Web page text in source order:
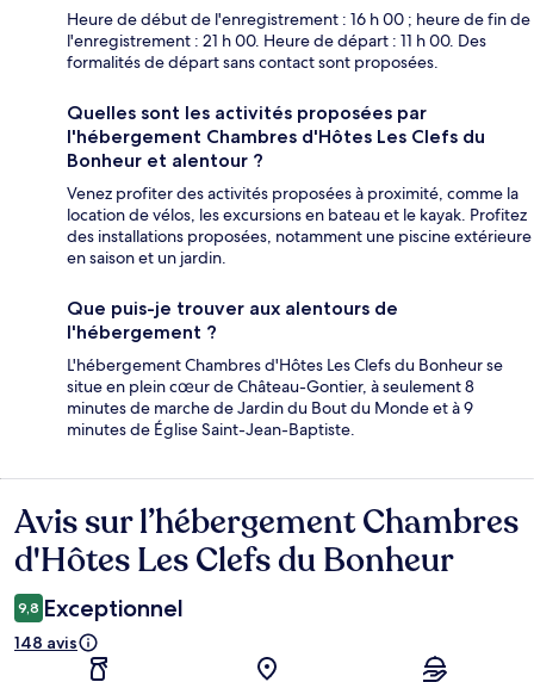
Heure de début de l'enregistrement : 16 h 00 ; heure de fin de
l'enregistrement : 21 h 00. Heure de départ : 11 h 00. Des
formalités de départ sans contact sont proposées.
Quelles sont les activités proposées par
l'hébergement Chambres d'Hôtes Les Clefs du
Bonheur et alentour ?
Venez profiter des activités proposées à proximité, comme la
location de vélos, les excursions en bateau et le kayak. Profitez
des installations proposées, notamment une piscine extérieure
en saison et un jardin.
Que puis-je trouver aux alentours de
l'hébergement ?
L'hébergement Chambres d'Hôtes Les Clefs du Bonheur se
situe en plein cœur de Château-Gontier, à seulement 8
minutes de marche de Jardin du Bout du Monde et à 9
minutes de Église Saint-Jean-Baptiste.
Avis
Avis sur l’hébergement Chambres
d'Hôtes Les Clefs du Bonheur
9,8 Exceptionnel
148 avis